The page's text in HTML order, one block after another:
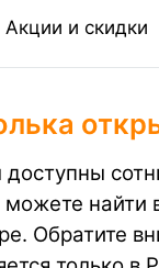
Акции и скидки
можете найти
Обратите